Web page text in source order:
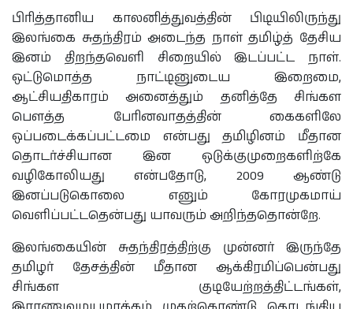
பிரித்தானிய காலனித்துவத்தின் பிடியிலிருந்து
இலங்கை சுதந்திரம் அடைந்த நாள் தமிழ்த் தேசிய
இனம் திறந்தவெளி சிறையில் இடப்பட்ட நாள்.
ஒட்டுமொத்த நாட்டினுடைய இறைமை,
ஆட்சியதிகாரம் அனைத்தும் தனித்தே சிங்கள
பௌத்த பேரினவாதத்தின் கைகளிலே
ஒப்படைக்கப்பட்டமை என்பது தமிழினம் மீதான
தொடர்ச்சியான இன ஒடுக்குமுறைகளிற்கே
வழிகோலியது என்பதோடு, 2009 ஆண்டு
இனப்படுகொலை எனும் கோரமுகமாய்
வெளிப்பட்டதென்பது யாவரும் அறிந்ததொன்றே.
இலங்கையின் சுதந்திரத்திற்கு முன்னர் இருந்தே
தமிழர் தேசத்தின் மீதான ஆக்கிரமிப்பென்பது
சிங்கள குடியேற்றத்திட்டங்கள்,